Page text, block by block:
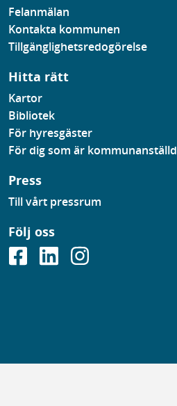
Felanmälan
Kontakta kommunen
Tillgänglighetsredogörelse
Hitta rätt
Kartor
Bibliotek
För hyresgäster
För dig som är kommunanställd
Press
Till vårt pressrum
Följ oss